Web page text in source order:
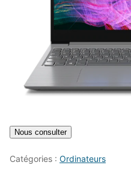
Catégories : Ordinateurs